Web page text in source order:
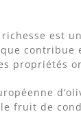
est
contribue
propriétés
fruit de